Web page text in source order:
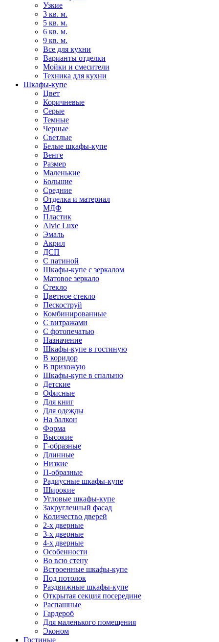
Узкие
3 кв. м.
5 кв. м.
6 кв. м.
9 кв. м.
Все для кухни
Варианты отделки
Мойки и смесители
Техника для кухни
Шкафы-купе
Цвет
Коричневые
Серые
Темные
Черные
Светлые
Белые шкафы-купе
Венге
Размер
Маленькие
Большие
Средние
Отделка и материал
МДФ
Пластик
Alvic Luxe
Эмаль
Акрил
ДСП
С патиной
Шкафы-купе с зеркалом
Матовое зеркало
Стекло
Цветное стекло
Пескоструй
Комбинированные
С витражами
С фотопечатью
Назначение
Шкафы-купе в гостиную
В коридор
В прихожую
Шкафы-купе в спальню
Детские
Офисные
Для книг
Для одежды
На балкон
Форма
Высокие
Г-образные
Длинные
Низкие
П-образные
Радиусные шкафы-купе
Широкие
Угловые шкафы-купе
Закругленный фасад
Количество дверей
2-х дверные
3-х дверные
4-х дверные
Особенности
Во всю стену
Встроенные шкафы-купе
Под потолок
Раздвижные шкафы-купе
Открытая секция посередине
Распашные
Гардероб
Для маленького помещения
Эконом
Гостиные